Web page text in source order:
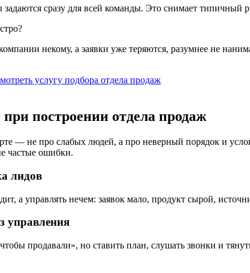
сразу для всей команды. Это снимает типичный
некому, а заявки уже теряются, разумнее не
услугу подбора отдела продаж
построении отдела продаж
— не про слабых людей, а про неверный порядок и
частые ошибки.
лидов
а управлять нечем: заявок мало, продукт сырой,
управления
продавали», но ставить план, слушать звонки и